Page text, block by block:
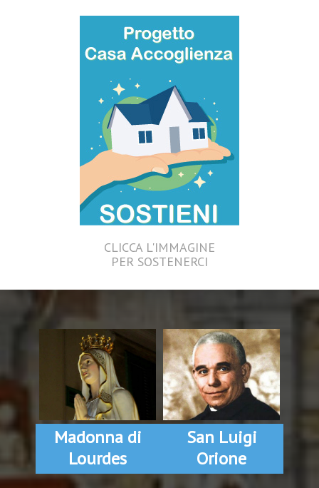
CLICCA L'IMMAGINE
PER SOSTENERCI
Madonna di
Lourdes
San Luigi
Orione